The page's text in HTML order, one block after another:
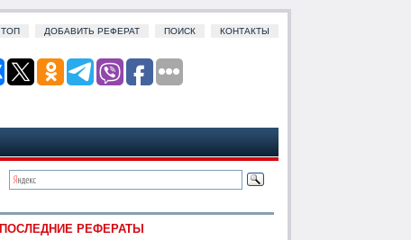
ТОП ДОБАВИТЬ РЕФЕРАТ ПОИСК КОНТАКТЫ
ПОСЛЕДНИЕ РЕФЕРАТЫ